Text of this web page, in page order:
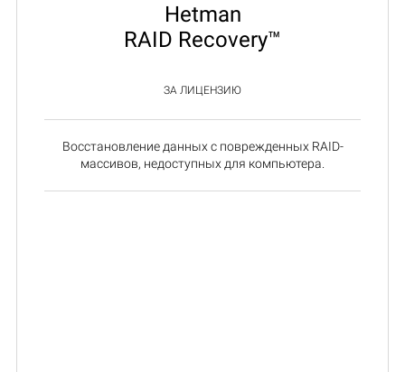
Hetman
RAID Recovery™
ЗА ЛИЦЕНЗИЮ
Восстановление данных с поврежденных RAID-
массивов, недоступных для компьютера.